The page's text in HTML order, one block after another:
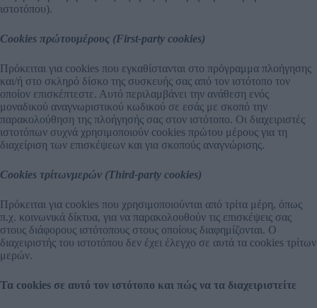
ιστοτόπου).
Cookies πρώτουμέρους (First-party cookies)
Πρόκειται για cookies που εγκαθίστανται στο πρόγραμμα πλοήγησης
και/ή στο σκληρό δίσκο της συσκευής σας από τον ιστότοπο τον
οποίον επισκέπτεστε. Αυτό περιλαμβάνει την ανάθεση ενός
μοναδικού αναγνωριστικού κωδικού σε εσάς με σκοπό την
παρακολούθηση της πλοήγησής σας στον ιστότοπο. Οι διαχειριστές
ιστοτόπων συχνά χρησιμοποιούν cookies πρώτου μέρους για τη
διαχείριση των επισκέψεων και για σκοπούς αναγνώρισης.
Cookies τρίτωνμερών (Third-party cookies)
Πρόκειται για cookies που χρησιμοποιούνται από τρίτα μέρη, όπως
π.χ. κοινωνικά δίκτυα, για να παρακολουθούν τις επισκέψεις σας
στους διάφορους ιστότοπους στους οποίους διαφημίζονται. Ο
διαχειριστής του ιστοτόπου δεν έχει έλεγχο σε αυτά τα cookies τρίτων
μερών.
Τα cookies σε αυτό τον ιστότοπο και πώς να τα διαχειριστείτε